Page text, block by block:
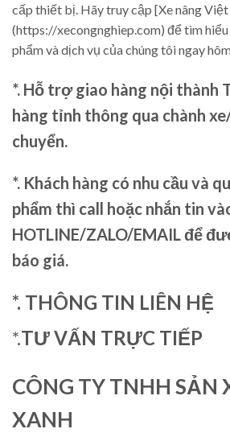
cấp thiết bị. Hãy truy cập [Xe nâng Việt
(https://xecongnghiep.com) để tìm hiểu
phẩm và dịch vụ của chúng tôi ngay
*. Hỗ trợ giao hàng nội thành
hàng tỉnh thông qua chành
chuyển.
*. Khách hàng có nhu cầu và
phẩm thì call hoặc nhắn tin
HOTLINE/ZALO/EMAIL để
báo giá.
*. THÔNG TIN LIÊN HỆ
*.TƯ VẤN TRỰC TIẾP
CÔNG TY TNHH SẢN
XANH